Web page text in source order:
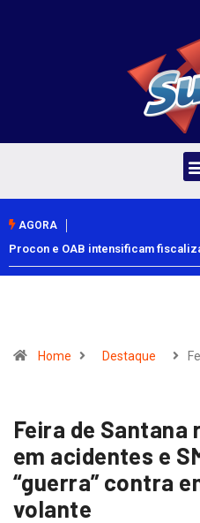
AGORA
Procon e OAB intensificam
Pais
Home Destaque
Feira de Santana
em acidentes e
“guerra” contra
volante